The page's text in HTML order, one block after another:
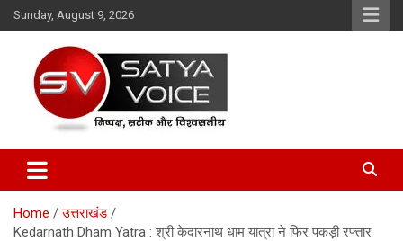
Skip
to
Sunday, August 9, 2026
Satya Voice
Home
उत्तराखंड
Kedarnath Dham Yatra : श्री केदारनाथ धाम यात्रा ने फिर पकड़ी रफ्तार